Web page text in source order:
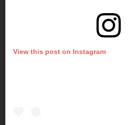
View this post on Instagram